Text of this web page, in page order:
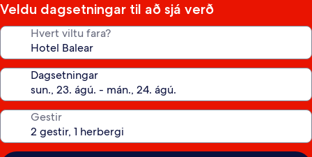
Veldu dagsetningar til að sjá verð
Hvert viltu fara?
Dagsetningar
Gestir